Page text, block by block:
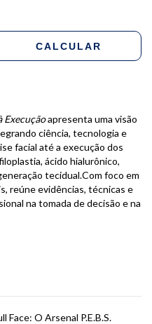
CALCULAR
Execuçãoapresenta uma visão
ciência, tecnologia e
facial até a execução dos
ácido hialurônico,
tecidual.Com foco em
reúne evidências, técnicas e
na tomada de decisão e na
Face: O Arsenal P.E.B.S.